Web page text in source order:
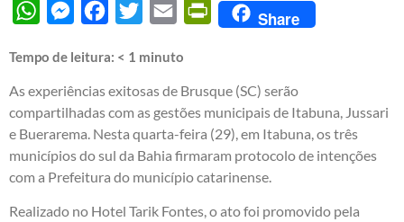
WhatsAppMessengerFacebook
Twitter Email PrintFriendly
Share
Tempo de leitura: < 1 minuto
As experiências exitosas de Brusque (SC) serão
compartilhadas com as gestões municipais de Itabuna, Jussari
e Buerarema. Nesta quarta-feira (29), em Itabuna, os três
municípios do sul da Bahia firmaram protocolo de intenções
com a Prefeitura do município catarinense.
Realizado no Hotel Tarik Fontes, o ato foi promovido pela